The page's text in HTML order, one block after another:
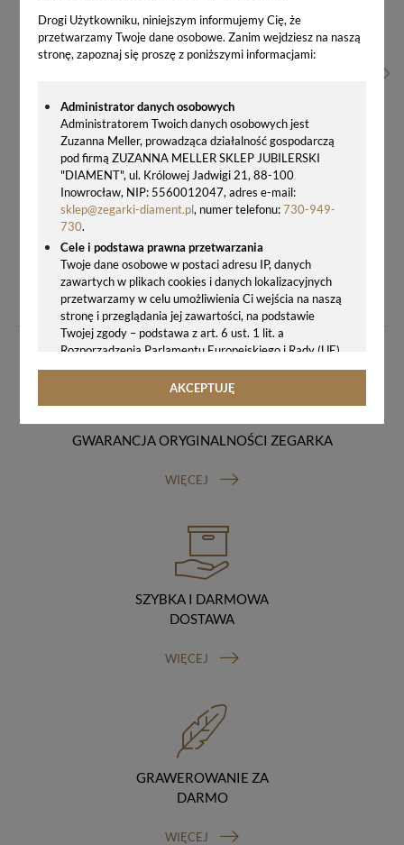
Drogi Użytkowniku, niniejszym informujemy Cię, że
przetwarzamy Twoje dane osobowe. Zanim wejdziesz na naszą
stronę, zapoznaj się proszę z poniższymi informacjami:
Administrator danych osobowych
Administratorem Twoich danych osobowych jest
Zuzanna Meller, prowadząca działalność gospodarczą
pod firmą ZUZANNA MELLER SKLEP JUBILERSKI
"DIAMENT", ul. Królowej Jadwigi 21, 88-100
Inowrocław, NIP: 5560012047, adres e-mail:
sklep@zegarki-diament.pl, numer telefonu:730-949-
730.
Cele i podstawa prawna przetwarzania
Twoje dane osobowe w postaci adresu IP, danych
zawartych w plikach cookies i danych lokalizacyjnych
przetwarzamy w celu umożliwienia Ci wejścia na naszą
stronę i przeglądania jej zawartości, na podstawie
Twojej zgody – podstawa z art. 6 ust. 1 lit. a
Rozporządzenia Parlamentu Europejskiego i Rady (UE)
2016/679 z 27.04.2016 r. w sprawie ochrony osób
fizycznych w związku z przetwarzaniem danych
rozporządzenie o ochronie danych, tj. RODO).
Twoje dane osobowe możemy udostępniać
hostingodawcy. Takie podmioty przetwarzają dane na
poleceniami. Przekazujemy Twoje dane poza teren
Polski/UE/Europejskiego Obszaru Gospodarczego.
Okres przechowywania danych
Twoje dane przechowujemy do czasu posiadania
udzielonej przez Ciebie zgody.
otrzymania ich kopii, prawo do sprostowania
(poprawiania) swoich danych, prawo do usunięcia
abyśmy przetwarzali Twoje dane, możesz zażądać,
abyśmy je usunęli), prawo do ograniczenia
przetwarzania danych (możesz zażądać, abyśmy
ograniczyli przetwarzanie Twoich danych osobowych
wyłącznie do ich przechowywania lub wykonywania
mamy nieprawidłowe dane na Twój temat lub
sprzeciwu wobec przetwarzania danych, prawo do
AKCEPTUJĘ
3187,00 zł
GWARANCJA ORYGINALNOŚCI ZEGARKA
WIĘCEJ
SZYBKA I DARMOWA
DOSTAWA
WIĘCEJ
GRAWEROWANIE ZA
DARMO
WIĘCEJ